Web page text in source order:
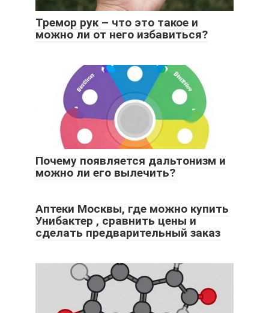
Тремор рук – что это такое и
можно ли от него избавиться?
Почему появляется дальтонизм и
можно ли его вылечить?
Аптеки Москвы, где можно купить
Унибактер , сравнить цены и
сделать предварительный заказ